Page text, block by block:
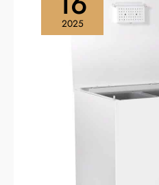
nécessite pas de filtres à
charbon. 【Simplicité et
intuitivité】 Utilisation intuitive
plus, les voyants LED (1,5 W)
éclairent clairement la zone
2025